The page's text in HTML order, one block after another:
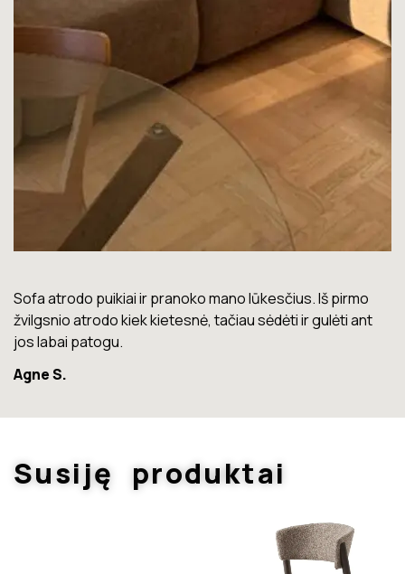
Lova labai gera. Šiuo metu neturiu jokių nusiskundimų.
Marius T.
Susiję produktai